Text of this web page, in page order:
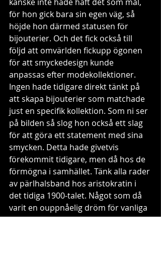
för hon gick bara sin egen väg, så
höjde hon därmed statusen för
bijouterier. Och det fick också till
följd att omvärlden fickupp ögonen
för att smyckedesign kunde
anpassas efter modekollektioner.
Ingen hade tidigare direkt tänkt på
att skapa bijouterier som matchade
just en specifik kollektion. Som ni ser
på bilden så slog hon också ett slag
för att göra ett statement med sina
smycken. Detta hade givetvis
förekommit tidigare, men då hos de
förmögna i samhället. Tänk alla rader
av pärlhalsband hos aristokratin i
det tidiga 1900-talet. Något som då
varit en ouppnåelig dröm för vanliga
kvinnor. Ett par decennier senare